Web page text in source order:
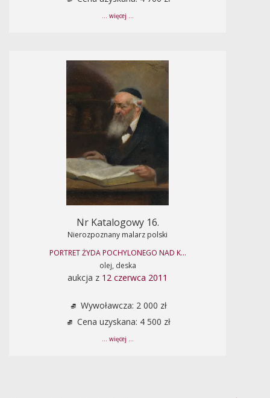
... więcej ...
Nr Katalogowy 16.
Nierozpoznany malarz polski
PORTRET ŻYDA POCHYLONEGO NAD K...
olej, deska
aukcja z 12 czerwca 2011
Wywoławcza: 2 000 zł
Cena uzyskana: 4 500 zł
... więcej ...